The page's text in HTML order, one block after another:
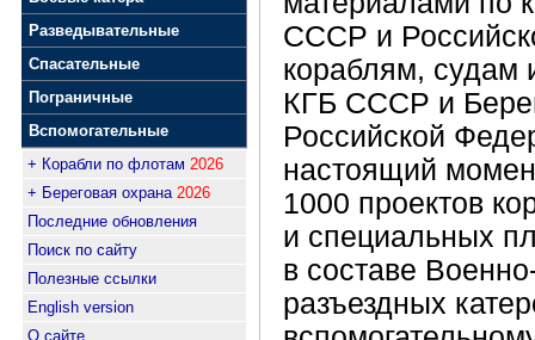
Разведывательные
Спасательные
Пограничные
Вспомогательные
+ Корабли по флотам 2026
+ Береговая охрана 2026
Последние обновления
Поиск по сайту
Полезные ссылки
English version
О сайте
СССР и
кораблям, судам
КГБ СССР и
Российской
настоящий
1000 проектов
и специальных
в составе
разъездных